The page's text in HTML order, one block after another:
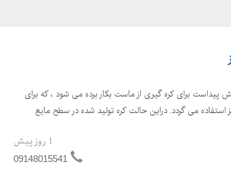
پیداست برای کره گیری از ماست بکار برده می شود ، که برای
استفاده می گردد. دراین حالت کره تولید شده در سطح مایع
1 روز پیش
09148015541